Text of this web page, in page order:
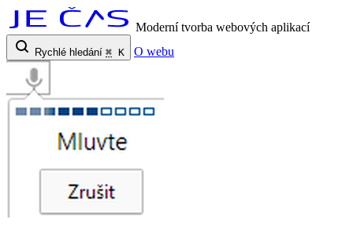
Moderní tvorba webových aplikací
Rychlé hledání ⌘ K O webu